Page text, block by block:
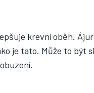
krevní oběh.
je tato. Může to být